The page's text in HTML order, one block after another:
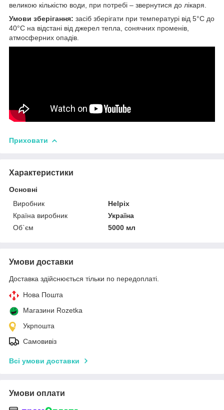
великою кількістю води, при потребі – звернутися до лікаря.
Умови зберігання: засіб зберігати при температурі від 5°С до
40°С на відстані від джерел тепла, сонячних променів,
атмосферних опадів.
Приховати
Характеристики
Основні
Виробник
Helpix
Країна виробник
Україна
Об`єм
5000 мл
Умови доставки
Доставка здійснюється тільки по передоплаті.
Нова Пошта
Магазини Rozetka
Укрпошта
Самовивіз
Всі умови доставки
Умови оплати